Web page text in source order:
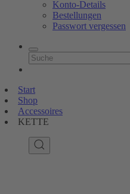
Konto-Details
Bestellungen
Passwort vergessen
Start
Shop
Accessoires
KETTE